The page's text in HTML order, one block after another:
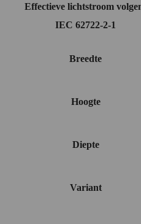
Effectieve lichtstroom
IEC 62722-2-1
Breedte
Hoogte
Diepte
Variant